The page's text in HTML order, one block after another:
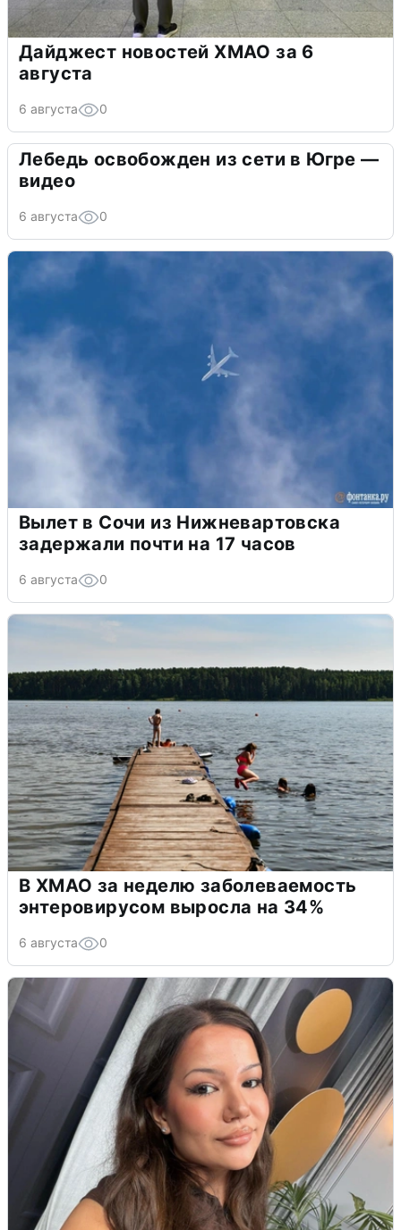
Дайджест новостей ХМАО за 6
августа
6 августа 0
Лебедь освобожден из сети в Югре —
видео
6 августа 0
Вылет в Сочи из Нижневартовска
задержали почти на 17 часов
6 августа 0
В ХМАО за неделю заболеваемость
энтеровирусом выросла на 34%
6 августа 0